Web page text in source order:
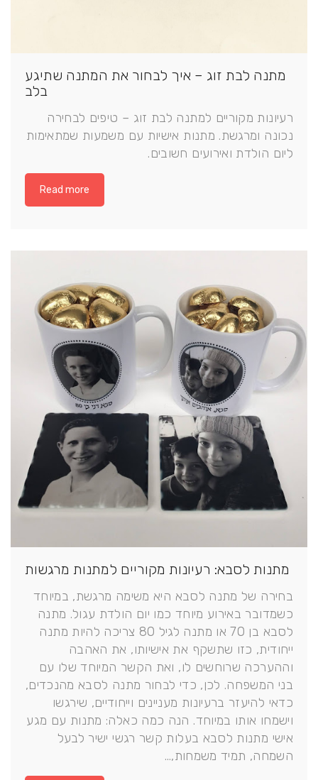
מתנה לבת זוג – איך לבחור את המתנה שתיגע
בלב
רעיונות מקוריים למתנה לבת זוג – טיפים לבחירה
נכונה ומרגשת. מתנות אישיות עם משמעות שמתאימות
ליום הולדת ואירועים חשובים.
Read more
מתנות לסבא: רעיונות מקוריים למתנות מרגשות
בחירה של מתנה לסבא היא משימה מרגשת, במיוחד
כשמדובר באירוע מיוחד כמו יום הולדת עגול. מתנה
לסבא בן 70 או מתנה לגיל 80 צריכה להיות מתנה
ייחודית, כזו שתשקף את אישיותו, את האהבה
וההערכה שרוחשים לו, ואת הקשר המיוחד שלו עם
בני המשפחה. לכן, כדי לבחור מתנה לסבא מהנכדים,
כדאי להיעזר ברעיונות מעניינים וייחודיים, שירגשו
וישמחו אותו במיוחד. הנה כמה כאלה: מתנות עם מגע
אישי מתנות לסבא בעלות קשר רגשי ישיר לבעל
השמחה, תמיד משמחות,…